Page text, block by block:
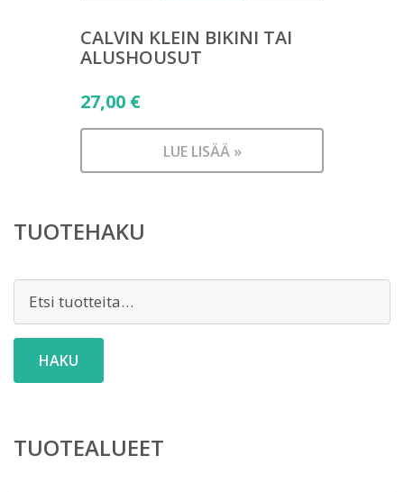
CALVIN KLEIN BIKINI TAI
ALUSHOUSUT
27,00 €
LUE LISÄÄ »
TUOTEHAKU
Etsi:
HAKU
TUOTEALUEET